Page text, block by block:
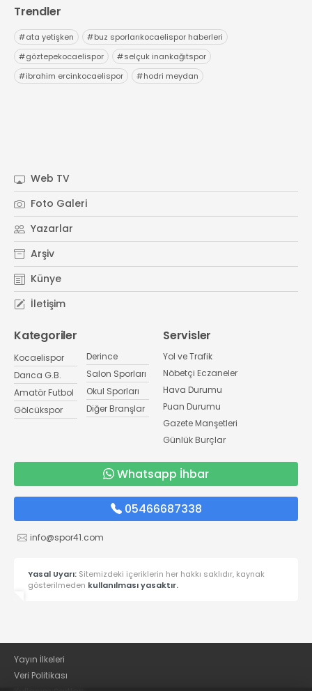
Trendler
#ata yetişken #buz sporlarıkocaelispor haberleri
#göztepekocaelispor #selçuk inankağıtspor
#ibrahim ercinkocaelispor #hodri meydan
Web TV
Foto Galeri
Yazarlar
Arşiv
Künye
İletişim
Kategoriler
Kocaelispor
Darıca G.B.
Amatör Futbol
Gölcükspor
Derince
Salon Sporları
Okul Sporları
Diğer Branşlar
Servisler
Yol ve Trafik
Nöbetçi Eczaneler
Hava Durumu
Puan Durumu
Gazete Manşetleri
Günlük Burçlar
Whatsapp İhbar
05466687338
info@spor41.com
Yasal Uyarı: Sitemizdeki içeriklerin her hakkı saklıdır, kaynak
gösterilmeden kullanılması yasaktır.
Yayın İlkeleri
Veri Politikası